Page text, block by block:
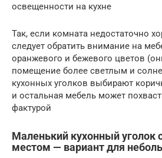
освещенности на кухне
Так, если комната недостаточно
следует обратить внимание на
оранжевого и бежевого цветов
помещение более светлым и
кухонных уголков выбирают
и остальная мебель может
фактурой
Маленький кухонный уголок
местом — вариант для